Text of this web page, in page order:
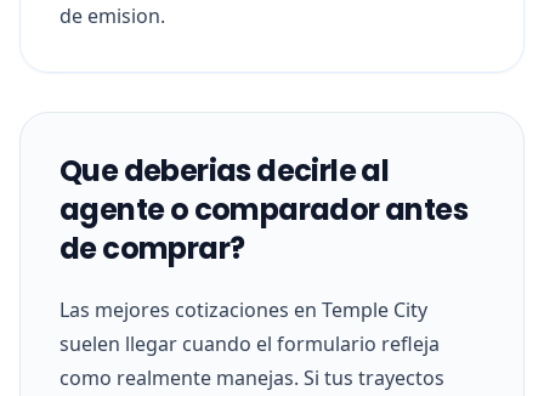
de emision.
Que deberias decirle al
agente o comparador antes
de comprar?
Las mejores cotizaciones en Temple City
suelen llegar cuando el formulario refleja
como realmente manejas. Si tus trayectos